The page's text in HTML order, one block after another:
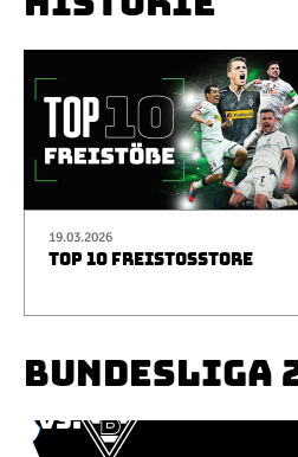
19.03.2026
TOP 10 FREISTOSSTORE
BUNDESLIGA